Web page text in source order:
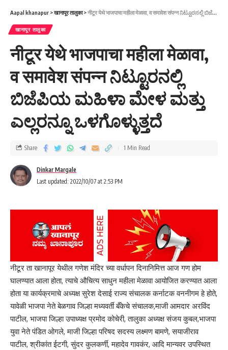
Aapal khanapur >खानापूर तालुका>नीटूर येथे भाजपाचा महीला मेळावा, व समावेश संपन्न ನಿಟ್ಟೂರನಲ್ಲಿ ಬಿಜೆಪಿಯ ಮಹಿಳಾ ಮೇಳ ಮತ್ತು ಎಲ್ಲರನ್ನೂ ಒಳಗೊಳ್ಳುತ್ತದೆ
खानापूर तालुका
नीटूर येथे भाजपाचा महीला मेळावा,
व समावेश संपन्न ನಿಟ್ಟೂರನಲ್ಲಿ
ಬಿಜೆಪಿಯ ಮಹಿಳಾ ಮೇಳ ಮತ್ತು
ಎಲ್ಲರನ್ನೂ ಒಳಗೊಳ್ಳುತ್ತದೆ
Last updated: 2022/10/07 at 2:53 PM
Dinkar Margale
Share 1 Min Read
नीटूर ता खानापूर येथील गणेश मंदिर च्या वर्धापन दिनानिमित्त आज गण होम
घालण्यात आला होता, त्याचे औचित्य साधुन महीला मेळावा आयोजित करण्यात आला
होता या कार्यक्रमाचे अध्यक्ष सुरेश देसाई राज्य संचालक कर्नाटक वननीगम हे होते,
यावेळी भाजपा नेते बेळगाव जिल्हा मध्यवर्ती बँकेचे संचालक,माजी आमदार अरविंद
पाटील, भाजपा जिल्हा उपाध्यक्ष प्रमोद कोचेरी, तालुका अध्यक्ष संजय कुबल,भाजपा
युवा नेते पंडित ओगले, माजी जिल्हा परिषद सदस्य लक्ष्मण बामणे, सयाजीराव
पाटील, श्रीकांत ईटगी, सुंदर कुलकर्णी, महादेव गावकंर, आदि मान्यवर उपस्थित